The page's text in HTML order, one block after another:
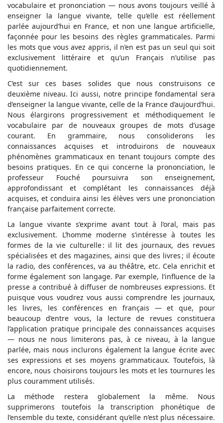
vocabulaire et prononciation — nous avons toujours veillé à
enseigner la langue vivante, telle qu’elle est réellement
parlée aujourd’hui en France, et non une langue artificielle,
façonnée pour les besoins des règles grammaticales. Parmi
les mots que vous avez appris, il n’en est pas un seul qui soit
exclusivement littéraire et qu’un Français n’utilise pas
quotidiennement.
C’est sur ces bases solides que nous construisons ce
deuxième niveau. Ici aussi, notre principe fondamental sera
d’enseigner la langue vivante, celle de la France d’aujourd’hui.
Nous élargirons progressivement et méthodiquement le
vocabulaire par de nouveaux groupes de mots d’usage
courant. En grammaire, nous consoliderons les
connaissances acquises et introduirons de nouveaux
phénomènes grammaticaux en tenant toujours compte des
besoins pratiques. En ce qui concerne la prononciation, le
professeur Fouché poursuivra son enseignement,
approfondissant et complétant les connaissances déjà
acquises, et conduira ainsi les élèves vers une prononciation
française parfaitement correcte.
La langue vivante s’exprime avant tout à l’oral, mais pas
exclusivement. L’homme moderne s’intéresse à toutes les
formes de la vie culturelle : il lit des journaux, des revues
spécialisées et des magazines, ainsi que des livres ; il écoute
la radio, des conférences, va au théâtre, etc. Cela enrichit et
forme également son langage. Par exemple, l’influence de la
presse a contribué à diffuser de nombreuses expressions. Et
puisque vous voudrez vous aussi comprendre les journaux,
les livres, les conférences en français — et que, pour
beaucoup d’entre vous, la lecture de revues constituera
l’application pratique principale des connaissances acquises
— nous ne nous limiterons pas, à ce niveau, à la langue
parlée, mais nous inclurons également la langue écrite avec
ses expressions et ses moyens grammaticaux. Toutefois, là
encore, nous choisirons toujours les mots et les tournures les
plus couramment utilisés.
La méthode restera globalement la même. Nous
supprimerons toutefois la transcription phonétique de
l’ensemble du texte, considérant qu’elle n’est plus nécessaire.